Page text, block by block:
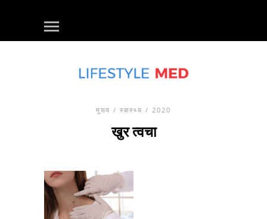
मुख्य / स्वास्थ्य / 2020
खुर त्वचा